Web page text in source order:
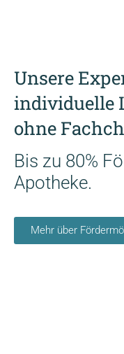
Unsere
individuelle
ohne
Bis zu 80%
Apotheke.
Mehr über